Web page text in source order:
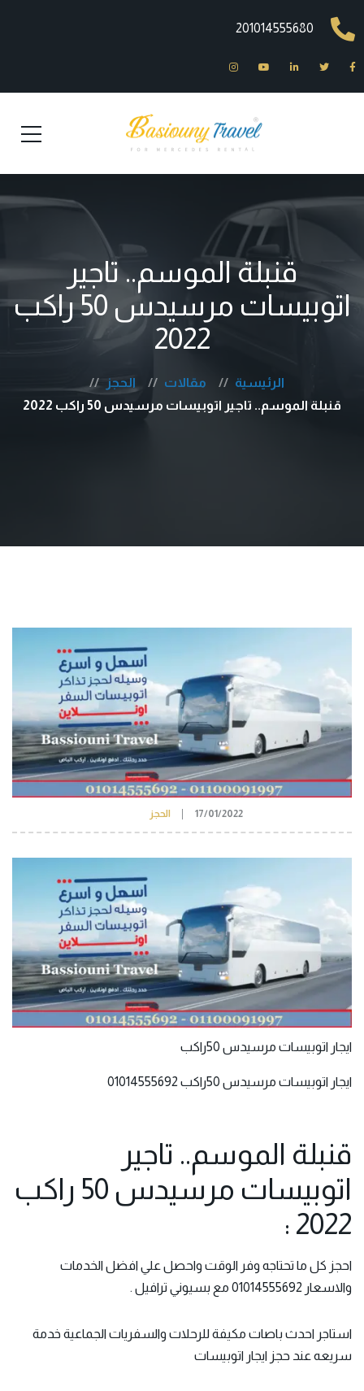
201014555680
قنبلة الموسم.. تاجير
اتوبيسات مرسيدس 50 راكب
2022
الرئيسية مقالات
الحجز
قنبلة الموسم.. تاجير اتوبيسات مرسيدس 50 راكب 2022
17/01/2022 الحجز
ايجار اتوبيسات مرسيدس 50راكب
ايجار اتوبيسات مرسيدس 50راكب 01014555692
قنبلة الموسم.. تاجير
اتوبيسات مرسيدس 50 راكب
2022 :
احجز كل ما تحتاجه وفر الوقت واحصل علي افضل الخدمات
والاسعار 01014555692 مع بسيوني ترافيل .
استاجر احدث باصات مكيفة للرحلات والسفريات الجماعية خدمة
سريعه عند حجز ايجار اتوبيسات